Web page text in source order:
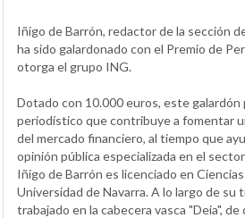
Iñigo de Barrón, redactor de la sección
ha sido galardonado con el Premio de
otorga el grupo ING.
Dotado con 10.000 euros, este galardón
periodístico que contribuye a fomentar
del mercado financiero, al tiempo que
opinión pública especializada en el
Iñigo de Barrón es licenciado en
Universidad de Navarra. A lo largo de su
trabajado en la cabecera vasca "Deia",